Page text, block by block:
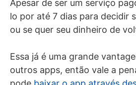
Apesar de ser um serviço
lo por até 7 dias para decidir
ou se quer seu dinheiro de
Essa já é uma grande
outros apps, então vale a